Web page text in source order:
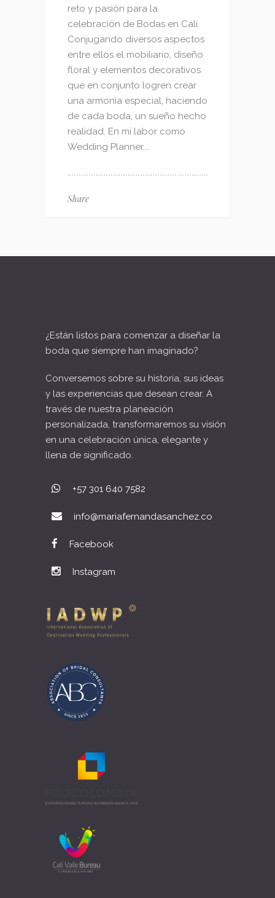
reto y pasión para la
celebración de Bodas en Cali.
Conjugando diversos aspectos
entre ellos el mobiliario, diseño
floral y elementos decorativos
que en conjunto logren crear
una armonía especial, haciendo
de cada boda, un sueño hecho
realidad. En mi labor como
Wedding Planner,...
Share
¿Están listos para comenzar a diseñar la
boda que siempre han imaginado?
Conversemos sobre su historia, sus ideas
y las experiencias que desean crear. A
través de nuestra planeación
personalizada, transformaremos su visión
en una celebración única, elegante y
llena de significado.
+57 301 640 7582
info@mariafernandasanchez.co
Facebook
Instagram